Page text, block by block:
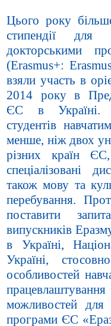
Цього року
стипендії для
докторськими
(Erasmus+:
взяли участь в
2014 року в
ЄС в Україні.
студентів
менше, ніж двох
різних країн
спеціалізовані
також мову та
перебування.
поставити
випускників
в Україні,
Україні,
особливостей
можливостей для
програми ЄС